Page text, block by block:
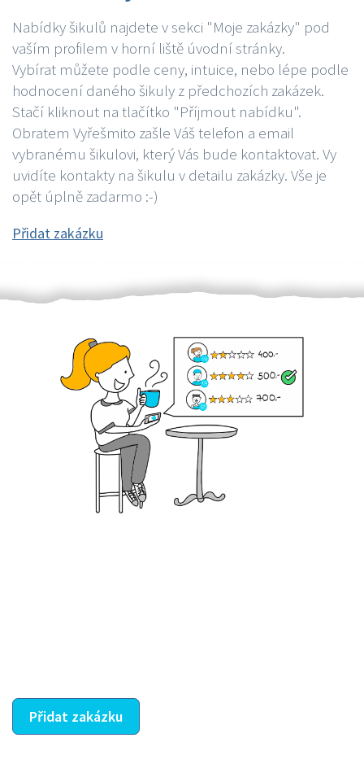
Nabídky šikulů najdete v sekci "Moje zakázky" pod
vaším profilem v horní liště úvodní stránky.
Vybírat můžete podle ceny, intuice, nebo lépe podle
hodnocení daného šikuly z předchozích zakázek.
Stačí kliknout na tlačítko "Příjmout nabídku".
Obratem Vyřešmito zašle Váš telefon a email
vybranému šikulovi, který Vás bude kontaktovat. Vy
uvidíte kontakty na šikulu v detailu zakázky. Vše je
opět úplně zadarmo :-)
Přidat zakázku
Přidat zakázku